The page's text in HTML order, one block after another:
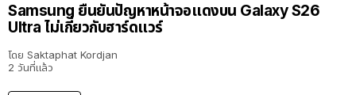
Samsung ยืนยันปัญหาหน้าจอแดงบน Galaxy S26
Ultra ไม่เกี่ยวกับฮาร์ดแวร์
โดย Saktaphat Kordjan
2 วันที่แล้ว